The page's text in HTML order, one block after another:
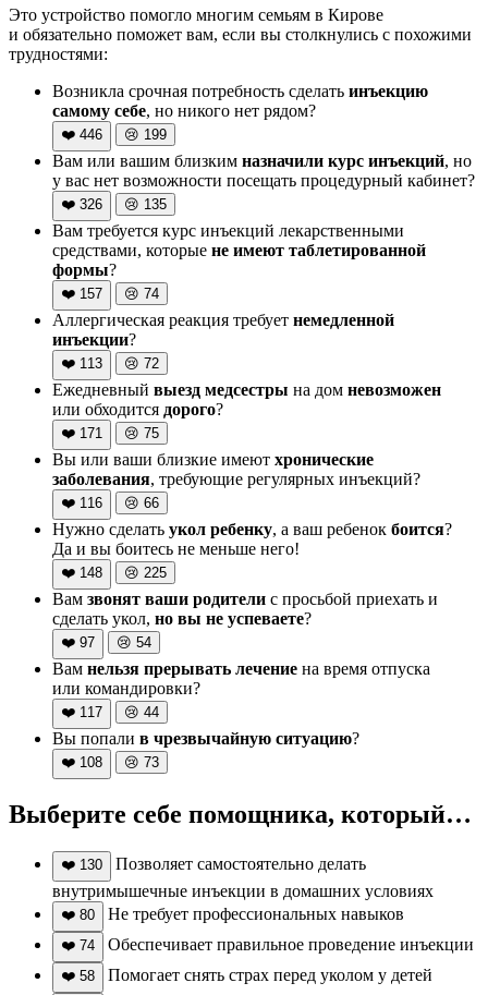
Это устройство помогло многим семьям в Кирове
и обязательно поможет вам, если вы столкнулись с похожими
трудностями:
Возникла срочная потребность сделать инъекцию
самому себе, но никого нет рядом?
❤️ 446 😢 199
Вам или вашим близким назначили курс инъекций, но
у вас нет возможности посещать процедурный кабинет?
❤️ 326 😢 135
Вам требуется курс инъекций лекарственными
средствами, которые не имеют таблетированной
формы?
❤️ 157 😢 74
Аллергическая реакция требует немедленной
инъекции?
❤️ 113 😢 72
Ежедневный выезд медсестры на дом невозможен
или обходится дорого?
❤️ 171 😢 75
Вы или ваши близкие имеют хронические
заболевания, требующие регулярных инъекций?
❤️ 116 😢 66
Нужно сделать укол ребенку, а ваш ребенок боится?
Да и вы боитесь не меньше него!
❤️ 148 😢 225
Вам звонят ваши родители с просьбой приехать и
сделать укол, но вы не успеваете?
❤️ 97 😢 54
Вам нельзя прерывать лечение на время отпуска
или командировки?
❤️ 117 😢 44
Вы попали в чрезвычайную ситуацию?
❤️ 108 😢 73
Выберите себе помощника, который…
❤️ 130
Позволяет самостоятельно делать
внутримышечные инъекции в домашних условиях
❤️ 80 Не требует профессиональных навыков
❤️ 74 Обеспечивает правильное проведение инъекции
❤️ 58 Помогает снять страх перед уколом у детей